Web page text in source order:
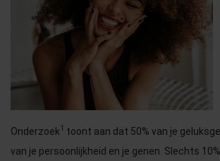
Onderzoek1 toont aan dat 50% van je
van je persoonlijkheid en je genen. Slechts